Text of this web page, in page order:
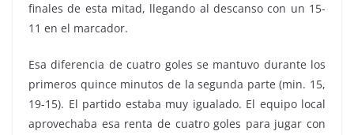
finales de esta mitad, llegando al descanso con un 15-
11 en el marcador.
Esa diferencia de cuatro goles se mantuvo durante los
primeros quince minutos de la segunda parte (min. 15,
19-15). El partido estaba muy igualado. El equipo local
aprovechaba esa renta de cuatro goles para jugar con